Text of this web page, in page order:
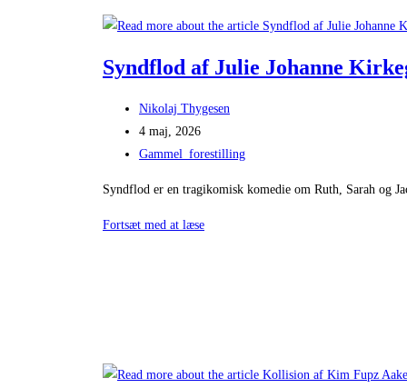
Syndflod af Julie Johanne
Post
author:
Nikolaj Thygesen
Post
published:
4 maj, 2026
Post
Gammel_forestilling
Syndflod er en tragikomisk komedie om Ruth, Sarah og
Fortsæt med at læseSyndflod